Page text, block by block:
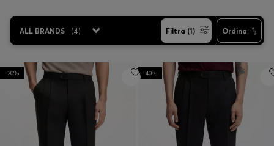
Accedi / Registrati
Preferito (
Articoli)
ALL BRANDS (4) Filtra (1) Ordina
-20% -40%